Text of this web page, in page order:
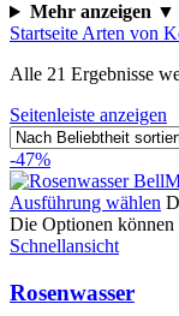
Mehr anzeigen ▼
Startseite Arten von
Alle 21 Ergebnisse
Seitenleiste anzeigen
-47%
Ausführung wählen
Die Optionen können
Schnellansicht
Rosenwasser